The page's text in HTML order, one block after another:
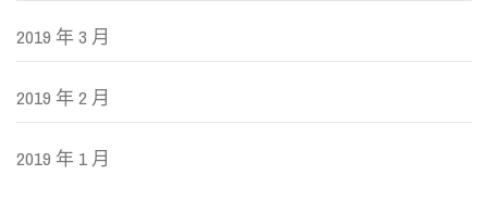
2019 年 3 月
2019 年 2 月
2019 年 1 月